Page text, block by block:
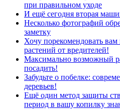
при правильном уходе
И ещё сегодня вторая
Несколько фотографий
заметку
Хочу порекомендовать
растений от вредителей!
Максимально возможный
посадить!
Забудьте о побелке:
деревьев!
Ещё один метод защиты
период в вашу копилку